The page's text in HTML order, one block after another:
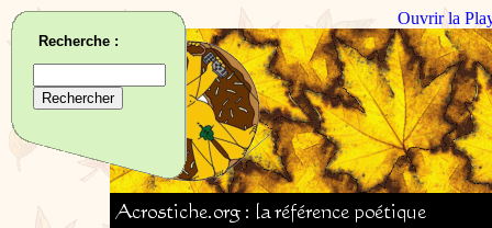
Ouvrir la
Recherche :